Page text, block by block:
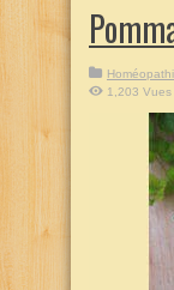
1,203 Vues